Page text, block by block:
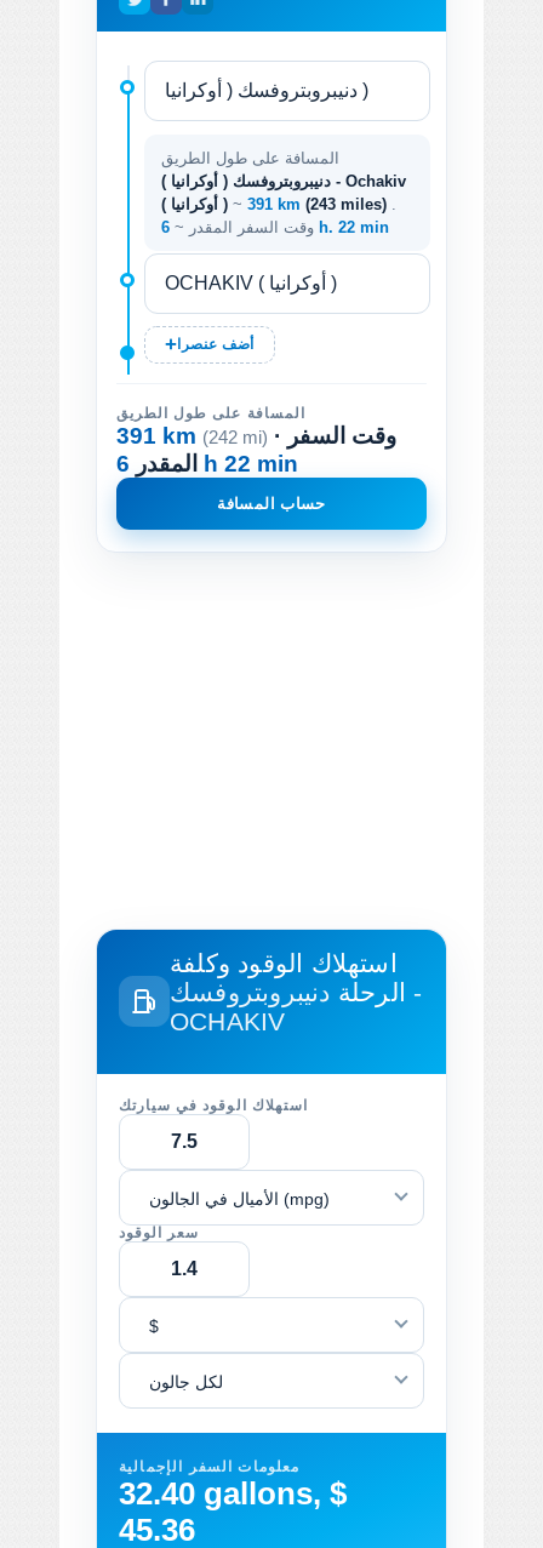
المسافة على طول الطريق
دنيبروبتروفسك ( أوكرانيا ) - Ochakiv
( أوكرانيا ) ~ 391 km (243 miles)
وقت السفر المقدر ~ 6 h. 22 min
أضف عنصرا
المسافة على طول الطريق
391 km (242 mi) · وقت السفر
المقدر 6 h 22 min
حساب المسافة
استهلاك الوقود وكلفة
الرحلة دنيبروبتروفسك -
OCHAKIV
استهلاك الوقود في سيارتك
الأميال في الجالون (mpg)
سعر الوقود
$
لكل جالون
معلومات السفر الإجمالية
32.40 gallons, $
45.36